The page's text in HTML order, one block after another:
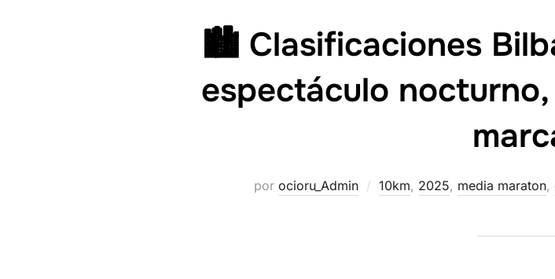
🏙️ Clasificaciones
espectáculo
por ocioru_Admin 10km, 2025, media maraton,